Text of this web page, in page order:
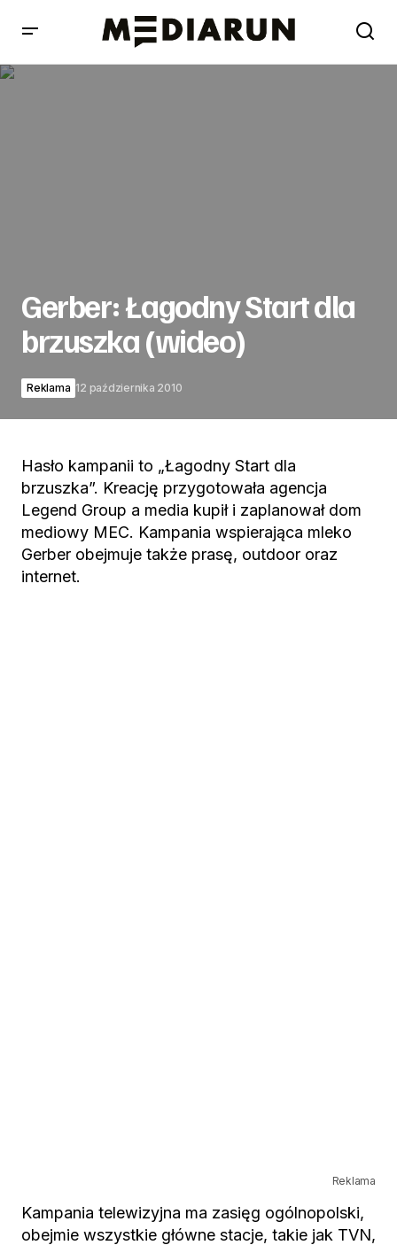
Gerber: Łagodny Start dla
brzuszka (wideo)
Reklama 12 października 2010
Hasło kampanii to „Łagodny Start dla
brzuszka”. Kreację przygotowała agencja
Legend Group a media kupił i zaplanował dom
mediowy MEC. Kampania wspierająca mleko
Gerber obejmuje także prasę, outdoor oraz
internet.
Reklama
Kampania telewizyjna ma zasięg ogólnopolski,
obejmie wszystkie główne stacje, takie jak TVN,